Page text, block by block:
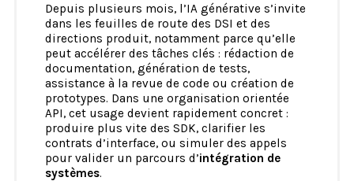
Depuis plusieurs mois, l’IA générative s’invite
dans les feuilles de route des DSI et des
directions produit, notamment parce qu’elle
peut accélérer des tâches clés : rédaction de
documentation, génération de tests,
assistance à la revue de code ou création de
prototypes. Dans une organisation orientée
API, cet usage devient rapidement concret :
produire plus vite des SDK, clarifier les
contrats d’interface, ou simuler des appels
pour valider un parcours d’intégration de
systèmes.